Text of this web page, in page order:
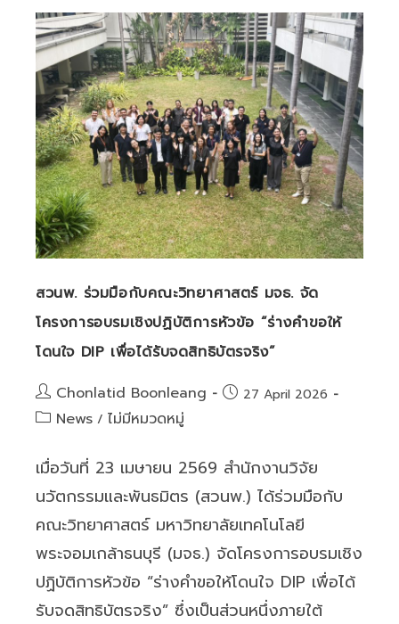
for
2026
are
now
open:
สวนพ. ร่วมมือกับคณะวิทยาศาสตร์ มจธ. จัด
โครงการอบรมเชิงปฏิบัติการหัวข้อ “ร่างคำขอให้
โดนใจ DIP เพื่อได้รับจดสิทธิบัตรจริง”
Post
author:
Chonlatid Boonleang
Post27 April 2026
PostNews / ไม่มีหมวดหมู่
เมื่อวันที่ 23 เมษายน 2569 สำนักงานวิจัย
นวัตกรรมและพันธมิตร (สวนพ.) ได้ร่วมมือกับ
คณะวิทยาศาสตร์ มหาวิทยาลัยเทคโนโลยี
พระจอมเกล้าธนบุรี (มจธ.) จัดโครงการอบรมเชิง
ปฏิบัติการหัวข้อ “ร่างคำขอให้โดนใจ DIP เพื่อได้
รับจดสิทธิบัตรจริง” ซึ่งเป็นส่วนหนึ่งภายใต้